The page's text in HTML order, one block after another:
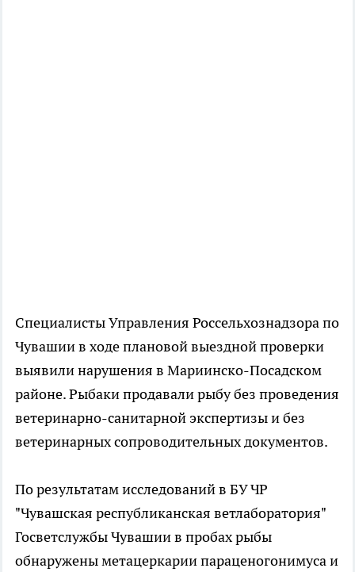
Специалисты Управления Россельхознадзора по
Чувашии в ходе плановой выездной проверки
выявили нарушения в Мариинско-Посадском
районе. Рыбаки продавали рыбу без проведения
ветеринарно-санитарной экспертизы и без
ветеринарных сопроводительных документов.
По результатам исследований в БУ ЧР
"Чувашская республиканская ветлаборатория"
Госветслужбы Чувашии в пробах рыбы
обнаружены метацеркарии параценогонимуса и